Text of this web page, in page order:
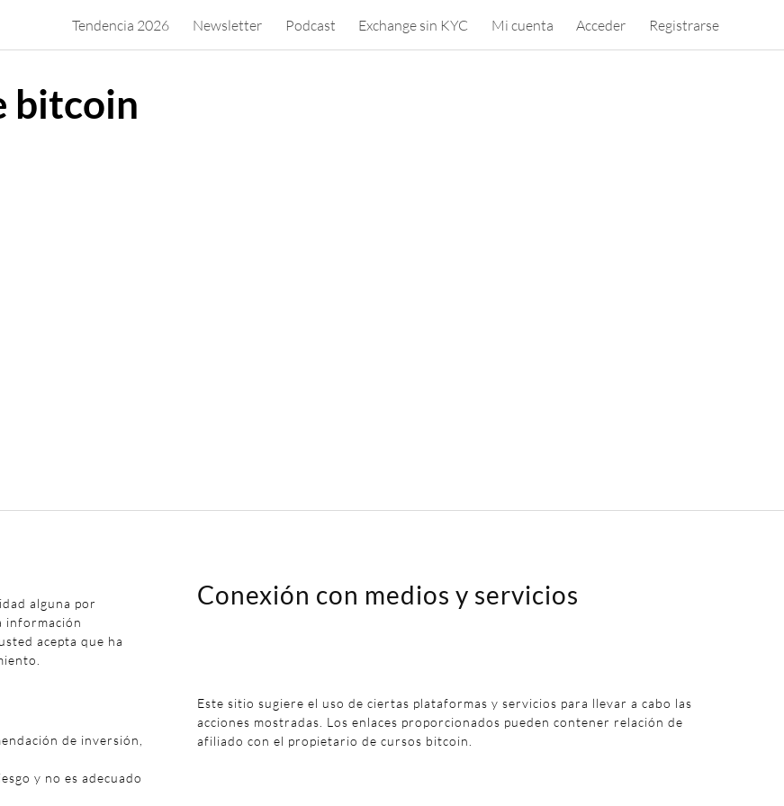
Tendencia 2026 Newsletter Podcast Exchange sin KYC Mi cuenta Acceder Registrarse
bitcoin
alguna por
información
acepta que ha
de inversión,
y no es adecuado
Conexión con medios y servicios
Este sitio sugiere el uso de ciertas plataformas y servicios para llevar a cabo las
acciones mostradas. Los enlaces proporcionados pueden contener relación de
afiliado con el propietario de cursos bitcoin.